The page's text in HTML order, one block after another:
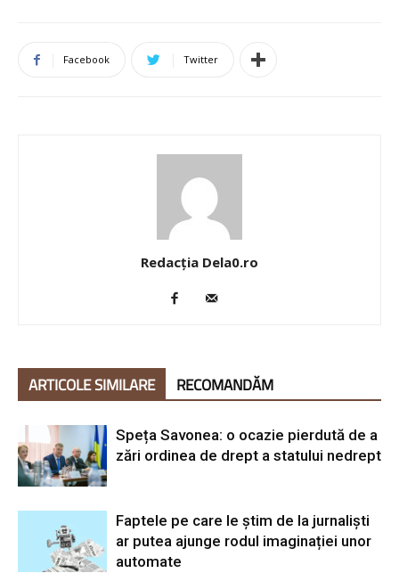
Facebook Twitter
Redacția Dela0.ro
ARTICOLE SIMILARE RECOMANDĂM
Speța Savonea: o ocazie pierdută de a
zări ordinea de drept a statului nedrept
Faptele pe care le știm de la jurnaliști
ar putea ajunge rodul imaginației unor
automate